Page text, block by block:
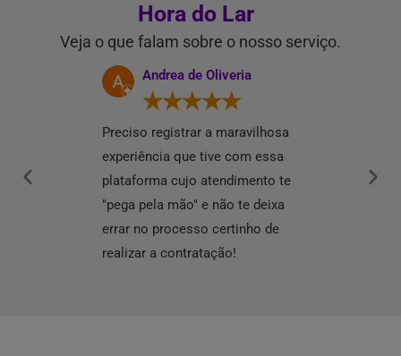
Hora do Lar
Veja o que falam sobre o nosso serviço.
Andrea de Oliveria
☆☆☆☆☆
Preciso registrar a maravilhosa
experiência que tive com essa
plataforma cujo atendimento te
"pega pela mão" e não te deixa
errar no processo certinho de
realizar a contratação!
contar pra